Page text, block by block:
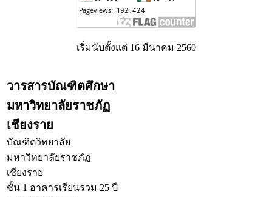
เริ่มนับตั้งแต่ 16 มีนาคม 2560
วารสารบัณฑิตศึกษา
มหาวิทยาลัยราชภัฏ
เชียงราย
บัณฑิตวิทยาลัย
มหาวิทยาลัยราชภัฏ
เชียงราย
ชั้น 1 อาคารเรียนรวม 25 ปี